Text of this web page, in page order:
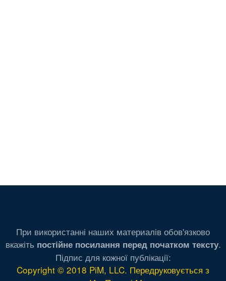
При використанні наших материалів обов'язково
вкажіть постійне посилання перед початком тексту.
Підпис для кожної публікації:
Copyright © 2018 PiM, LLC. Передруковується з